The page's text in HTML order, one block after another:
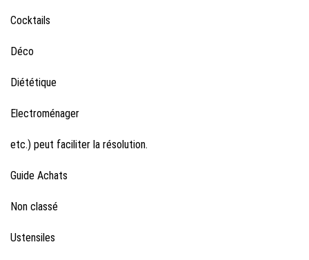
Cocktails
Déco
Diététique
Electroménager
etc.) peut faciliter la résolution.
Guide Achats
Non classé
Ustensiles